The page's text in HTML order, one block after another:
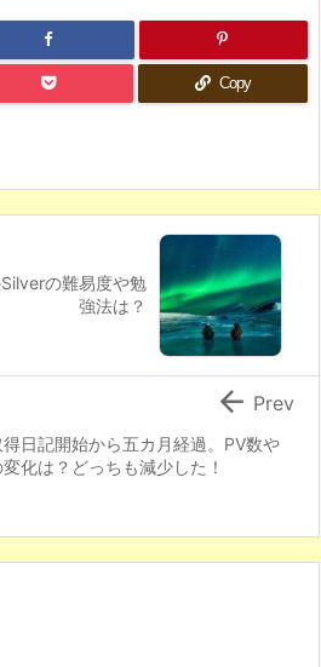
Copy
の難易度や勉
強法は？
得日記開始から五カ月経過。PV数や
化は？どっちも減少した！
 Prev